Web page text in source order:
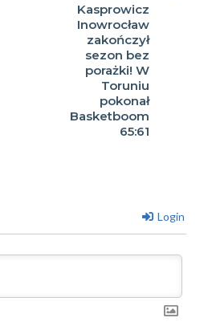
Kasprowicz
Inowrocław
zakończył
sezon bez
porażki! W
Toruniu
pokonał
Basketboom
65:61
Login